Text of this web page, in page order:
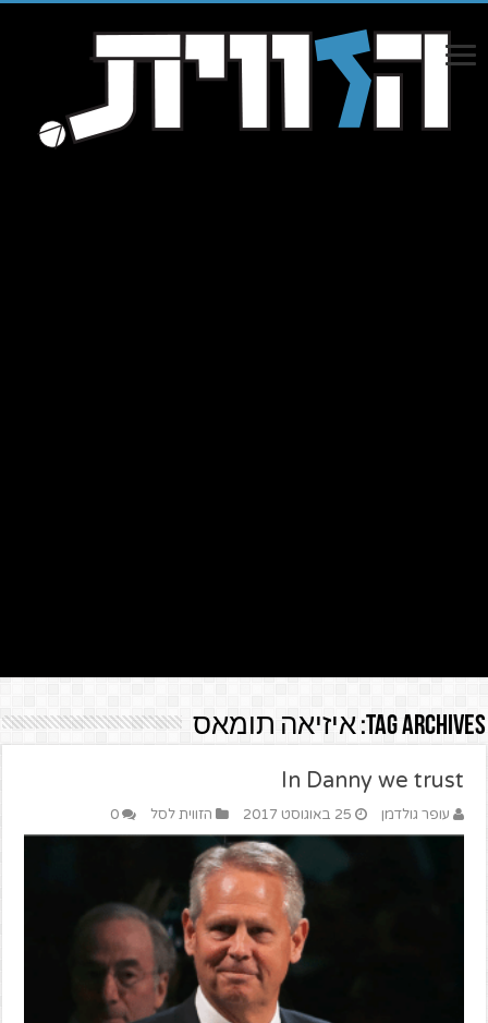
Tag Archives: איזיאה תומאס
In Danny we trust
עופר גולדמן 25 באוגוסט 2017 הזווית לסל 0